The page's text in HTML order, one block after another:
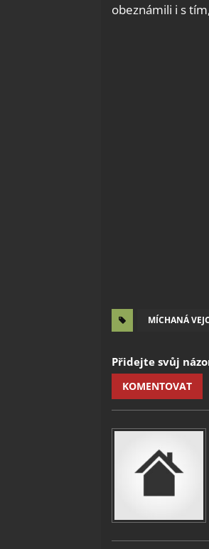
obeznámili i s tím,
MÍCHANÁ
Přidejte svůj
KOMENTOVAT